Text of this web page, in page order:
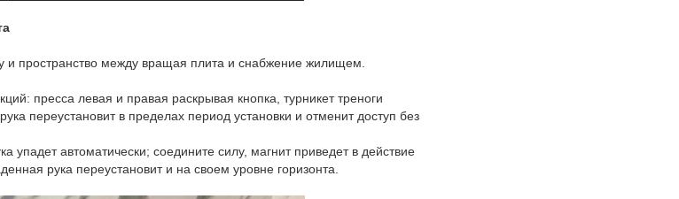
пространство между вращая плита и снабжение жилищем.
пресса левая и правая раскрывая кнопка, турникет треноги
переустановит в пределах период установки и отменит доступ без
упадет автоматически; соедините силу, магнит приведет в действие
рука переустановит и на своем уровне горизонта.